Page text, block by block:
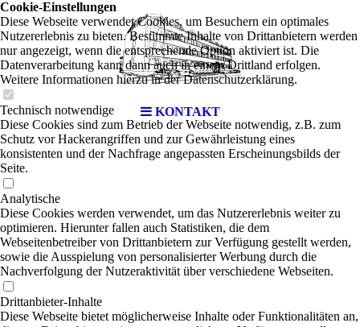
KONTAKT
Cookie-Einstellungen
Diese Webseite verwendet Cookies, um Besuchern ein optimales
Nutzererlebnis zu bieten. Bestimmte Inhalte von Drittanbietern werden
nur angezeigt, wenn die entsprechende Option aktiviert ist. Die
Datenverarbeitung kann dann auch in einem Drittland erfolgen.
Weitere Informationen hierzu in der Datenschutzerklärung.
Technisch notwendige
Diese Cookies sind zum Betrieb der Webseite notwendig, z.B. zum
Schutz vor Hackerangriffen und zur Gewährleistung eines
konsistenten und der Nachfrage angepassten Erscheinungsbilds der
Seite.
Analytische
Diese Cookies werden verwendet, um das Nutzererlebnis weiter zu
optimieren. Hierunter fallen auch Statistiken, die dem
Webseitenbetreiber von Drittanbietern zur Verfügung gestellt werden,
sowie die Ausspielung von personalisierter Werbung durch die
Nachverfolgung der Nutzeraktivität über verschiedene Webseiten.
Drittanbieter-Inhalte
Diese Webseite bietet möglicherweise Inhalte oder Funktionalitäten an,